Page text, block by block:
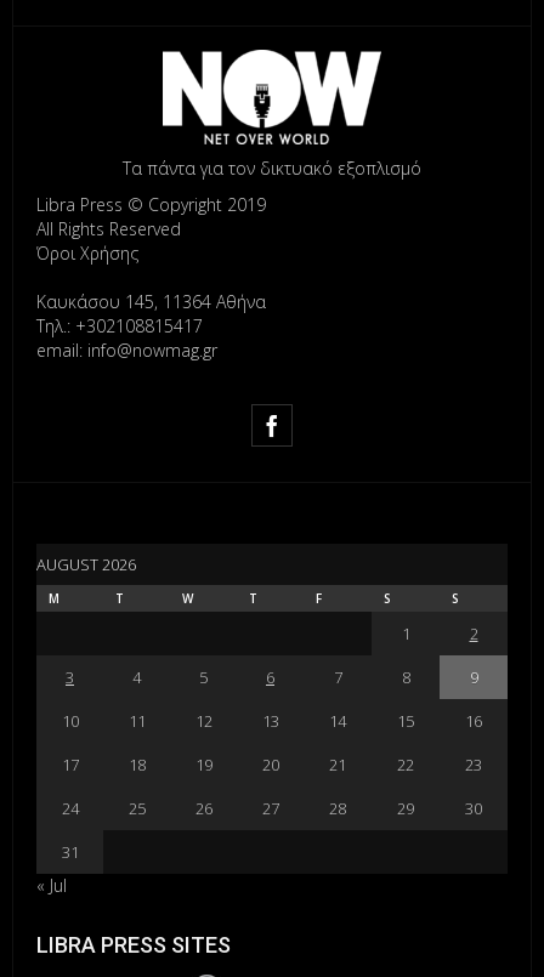
Τα πάντα για τον δικτυακό εξοπλισμό
Libra Press © Copyright 2019
All Rights Reserved
Όροι Χρήσης
Καυκάσου 145, 11364 Αθήνα
Τηλ.: +302108815417
email: info@nowmag.gr
AUGUST 2026
M T W T F S S
1
2
3
4 5 6 7 8
9
10
11 12 13 14 15
16
17
18 19 20 21 22
23
24
25 26 27 28 29
30
31
« Jul
LIBRA PRESS SITES